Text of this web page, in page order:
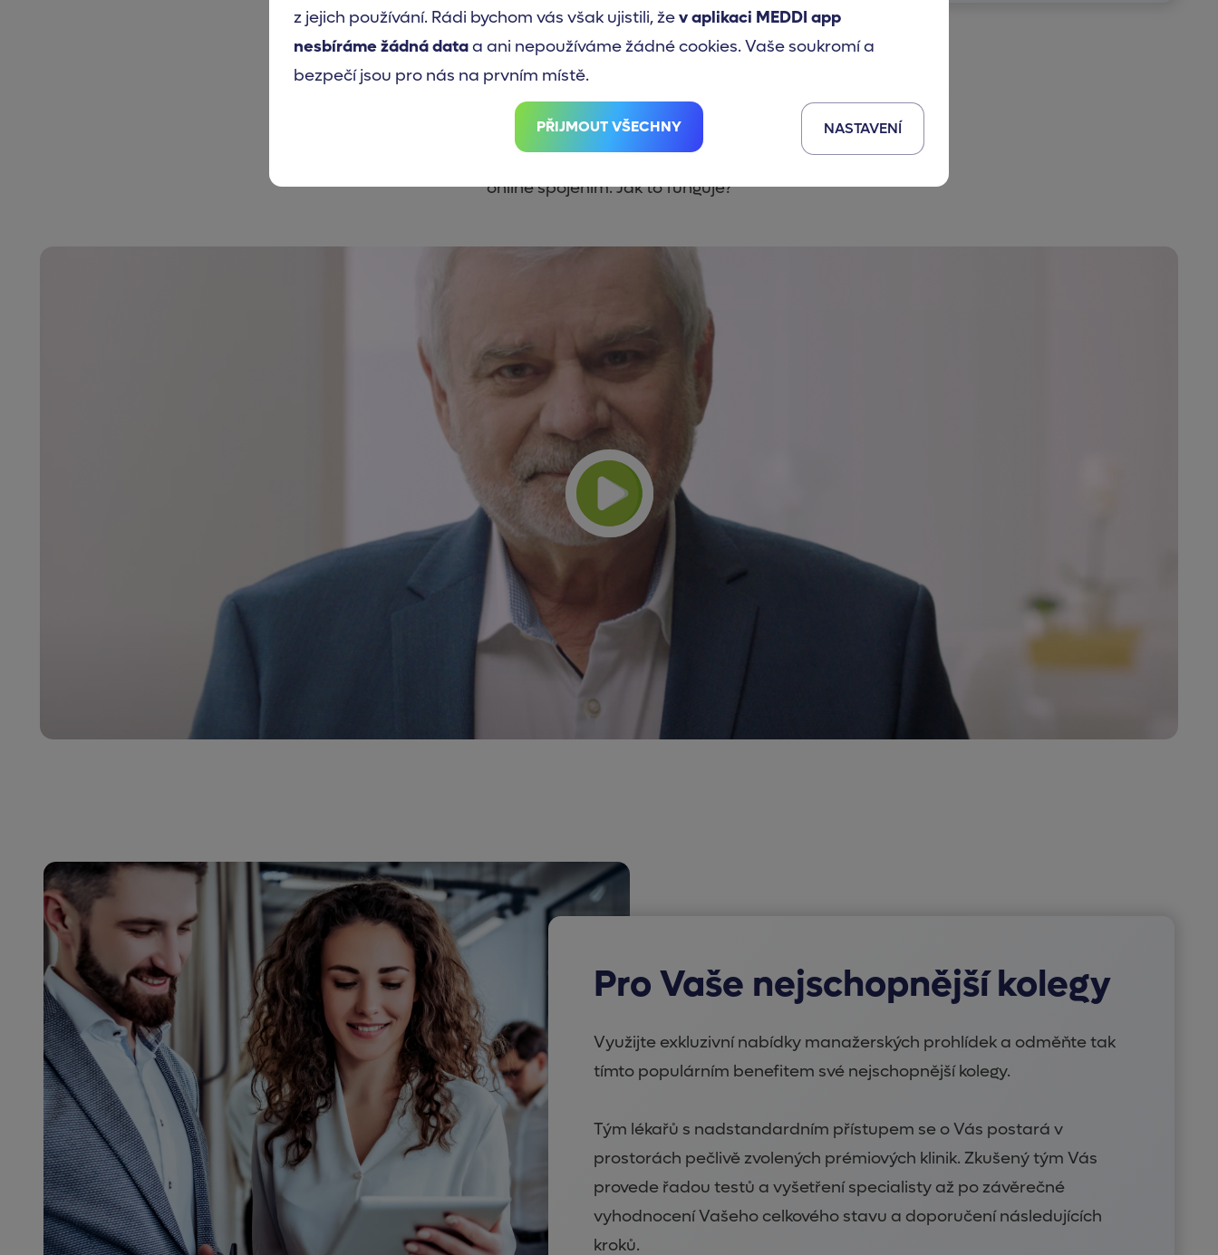
Telemedicína – lékařská péče 21. století
Výraznou část fyzických návštěv lze snadno nahradit
online spojením. Jak to funguje?
Pro Vaše nejschopnější kolegy
Využijte exkluzivní nabídky manažerských prohlídek a odměňte tak
tímto populárním benefitem své nejschopnější kolegy.
Tým lékařů s nadstandardním přístupem se o Vás postará v
prostorách pečlivě zvolených prémiových klinik. Zkušený tým Vás
provede řadou testů a vyšetření specialisty až po závěrečné
vyhodnocení Vašeho celkového stavu a doporučení následujících
kroků.
z jejich používání. Rádi bychom vás však ujistili, žev aplikaci MEDDI app
nesbíráme žádná dataa ani nepoužíváme žádné cookies. Vaše soukromí a
bezpečí jsou pro nás na prvním místě.
PŘIJMOUT VŠECHNY NASTAVENÍ